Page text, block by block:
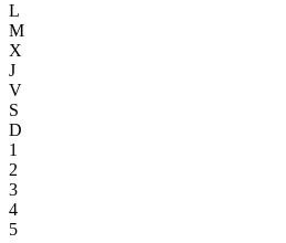
L
M
X
J
V
S
D
1
2
3
4
5